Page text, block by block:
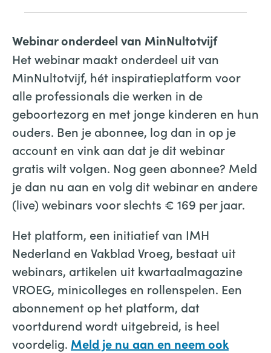
Webinar onderdeel van MinNultotvijf
Het webinar maakt onderdeel uit van
MinNultotvijf, hét inspiratieplatform voor
alle professionals die werken in de
geboortezorg en met jonge kinderen en hun
ouders. Ben je abonnee, log dan in op je
account en vink aan dat je dit webinar
gratis wilt volgen. Nog geen abonnee? Meld
je dan nu aan en volg dit webinar en andere
(live) webinars voor slechts € 169 per jaar.
Het platform, een initiatief van IMH
Nederland en Vakblad Vroeg, bestaat uit
webinars, artikelen uit kwartaalmagazine
VROEG, minicolleges en rollenspelen. Een
abonnement op het platform, dat
voortdurend wordt uitgebreid, is heel
voordelig. Meld je nu aan en neem ook